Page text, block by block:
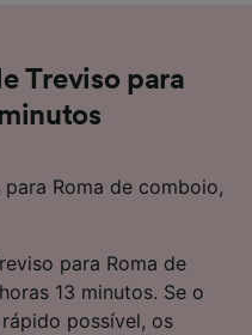
Treviso para
Roma de comboio,
para Roma de
13 minutos. Se o
possível, os